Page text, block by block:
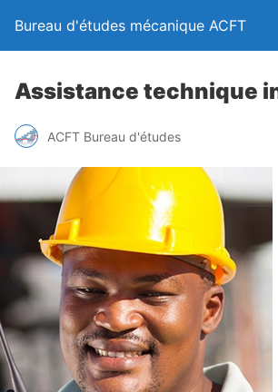
Bureau d'études mécanique ACFT
Assistance technique
ACFT Bureau d'études